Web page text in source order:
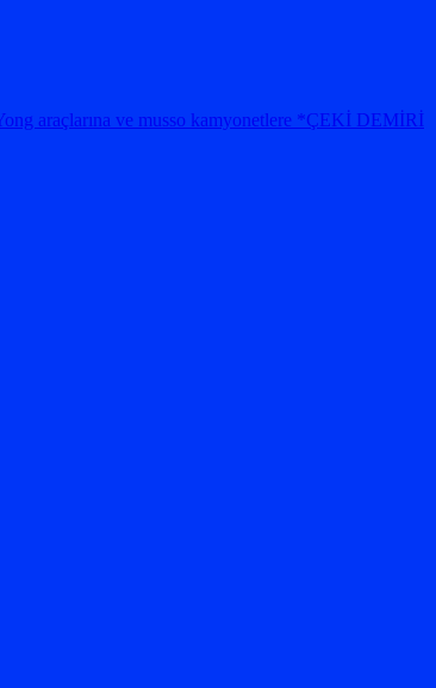
araçlarına ve musso kamyonetlere *ÇEKİ DEMİRİ